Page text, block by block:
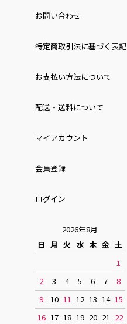
お問い合わせ
特定商取引法に基づく表記
お⽀払い⽅法について
配送・送料について
マイアカウント
会員登録
ログイン
2026年8月
日 月 火 水 木 金 土
1
2
3 4 5 6 7
8
9
10 11 12 13 14 15
16 17 18 19 20 21 22